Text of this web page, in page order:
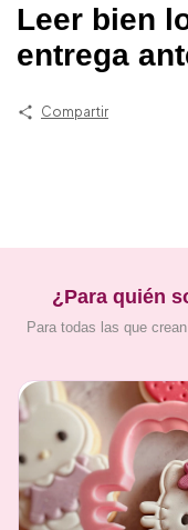
Leer bien
entrega
Compartir
¿Para quién
Para todas las que